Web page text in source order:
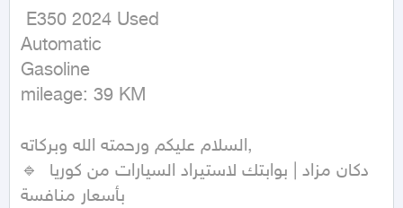
Automatic
Gasoline
mileage: 39 KM
السلام عليكم ورحمته الله وبركاته,
🔹 دكان مزاد | بوابتك لاستيراد السيارات من كوريا
بأسعار منافسة